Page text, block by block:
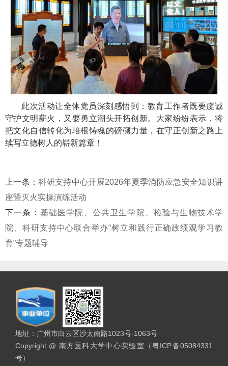
此次活动让全体党员深刻感悟到：教育工作者既要虔诚
守护文明薪火，又要勇立潮头开拓创新。大家纷纷表示，将
把文化自信转化为培根铸魂的磅礴力量，在守正创新之路上
续写立德树人的崭新篇章！
上一条：科研支持中心开展2026年夏季消防应急安全知识讲
座暨灭火实操演练活动
下一条： 基础医学院、公共卫生学院、检验与生物技术学
院、科研支持中心联合举办“树立和践行正确政绩观学习教
育”专题辅导
地址：广州市白云区沙太南路1023号-1063号
Copyright @ 南方医科大学中心实验室（粤ICP备05084331
号）